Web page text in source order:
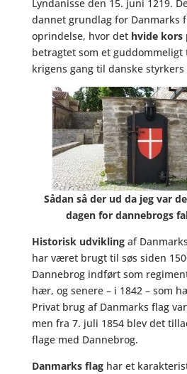
Lyndanisse den 15. juni 1219.
dannet grundlag for Danmarks
oprindelse, hvor det hvide kors
betragtet som et guddommeligt
krigens gang til danske
Sådan så der ud da jeg var
dagen for dannebrogs
Historisk udviklingaf
har været brugt til søs siden
Dannebrog indført som
hær, og senere – i 1842 – som
Privat brug af Danmarks flag
men fra 7. juli 1854 blev det
flage med Dannebrog.
Danmarks flaghar et